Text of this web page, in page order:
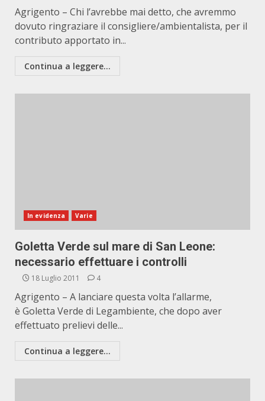
Agrigento – Chi l’avrebbe mai detto, che avremmo
dovuto ringraziare il consigliere/ambientalista, per il
contributo apportato in...
Continua a leggere...
In evidenza Varie
Goletta Verde sul mare di San Leone:
necessario effettuare i controlli
18 Luglio 2011 4
Agrigento – A lanciare questa volta l’allarme,
è Goletta Verde di Legambiente, che dopo aver
effettuato prelievi delle...
Continua a leggere...